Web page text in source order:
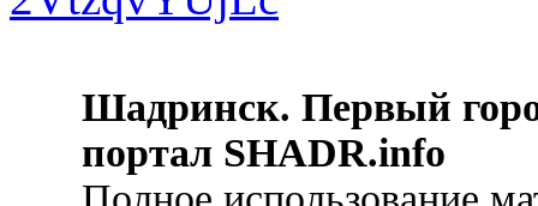
Шадринск. Первый
портал SHADR.info